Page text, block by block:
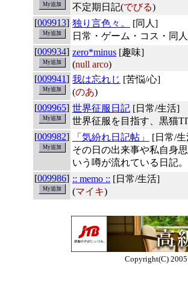
不定期日記(でびる)
[009913] 独り言色々。
[同人]
日常・ゲーム・コス・同
[009934] zero*minus [趣味]
(null arco)
[009941] 我は忘れじ [苦悩/心]
(のあ)
[009965] 世界征服日記 [日常/生活]
世界征服を目指す、黒猫
[009982] 「気紛れ日記帖」
[日常/
その日の出来事や私自身
いう噂が流れている日記
[009986] :: memo :: [日常/生活]
(マイキ)
Copyright(C)